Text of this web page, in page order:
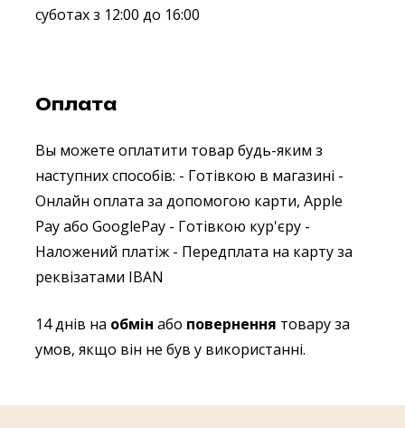
суботах з 12:00 до 16:00
Оплата
Вы можете оплатити товар будь-яким з
наступних способів: - Готівкою в магазині -
Онлайн оплата за допомогою карти, Apple
Pay або GooglePay - Готівкою кур'єру -
Наложений платіж - Передплата на карту за
реквізатами IBAN
14 днів на обмін або повернення товару за
умов, якщо він не був у використанні.